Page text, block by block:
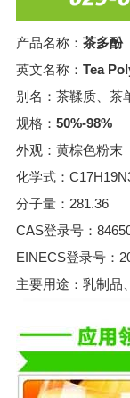
产品名称： 茶多酚
英文名称： Tea
别名：茶鞣质、茶
规格： 50%-98%
外观：黄棕色粉末
化学式：
分子量：281.36
CAS登录号：
EINECS登录号：
主要用途：乳制品